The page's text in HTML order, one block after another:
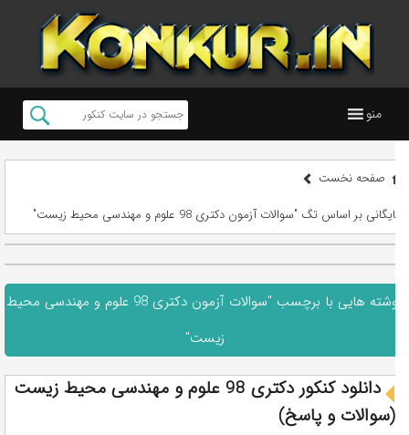
منو
صفحه نخست
بایگانی بر اساس تگ "سوالات آزمون دکتری 98 علوم و مهندسی محیط زیست"
نوشته هایی با برچسب "سوالات آزمون دکتری 98 علوم و مهندسی محیط
زیست"
دانلود کنکور دکتری 98 علوم و مهندسی محیط زیست
(سوالات و پاسخ)